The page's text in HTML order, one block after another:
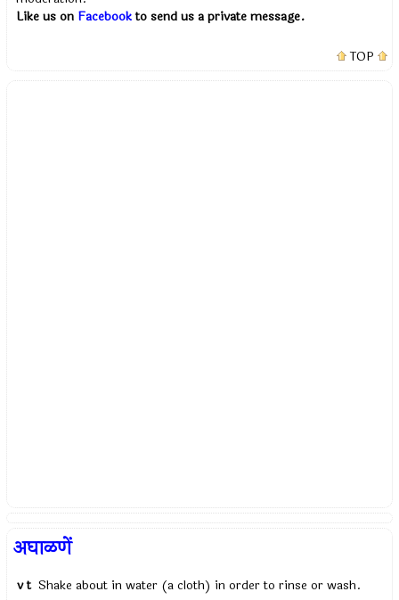
Like us on Facebookto send us a private message.
TOP
अघाळणें
v t Shake about in water (a cloth) in order to rinse or wash.